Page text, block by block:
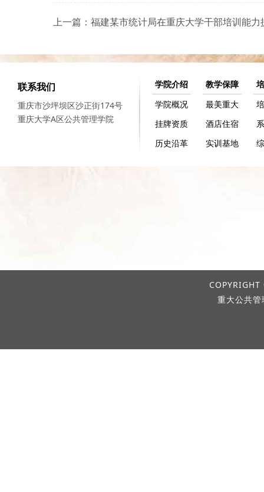
联系我们
重庆市沙坪坝区沙正街174号
重庆大学A区公共管理学院
学院介绍
学院概况
挂牌资质
历史沿革
教学保障
最美重大
酒店住宿
实训基地
重大公共